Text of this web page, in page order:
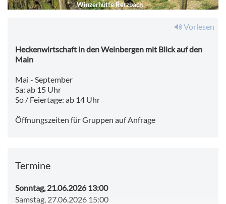
Winzerhütte Retzbach
Vorlesen
Heckenwirtschaft in den Weinbergen mit Blick auf den
Main
Mai - September
Sa: ab 15 Uhr
So / Feiertage: ab 14 Uhr
Öffnungszeiten für Gruppen auf Anfrage
Termine
Sonntag, 21.06.2026 13:00
Samstag, 27.06.2026 15:00